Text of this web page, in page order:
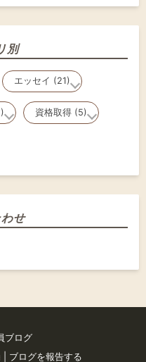
別
エッセイ (21)
資格取得 (5)
せ
ブログ
ブログを報告する